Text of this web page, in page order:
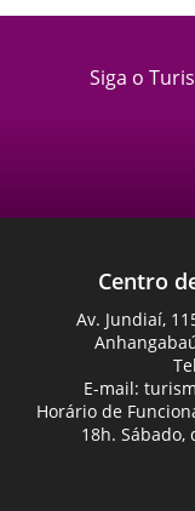
Siga o
Centro
Av. Jundiaí,
E-mail:
Horário de
18h.